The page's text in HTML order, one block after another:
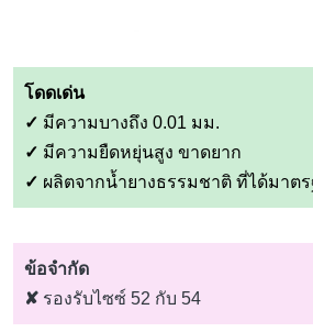
โดดเด่น
✓ มีความบางถึง 0.01 มม.
✓ มีความยืดหยุ่นสูง ขาดยาก
✓ ผลิตจากน้ำยางธรรมชาติ ที่ได้มาต
ข้อจำกัด
✘ รองรับไซซ์ 52 กับ 54